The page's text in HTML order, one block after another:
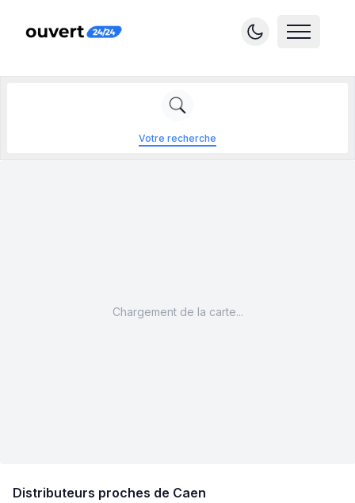
Votre recherche
Distributeurs proches de Caen
Chargement de la carte...